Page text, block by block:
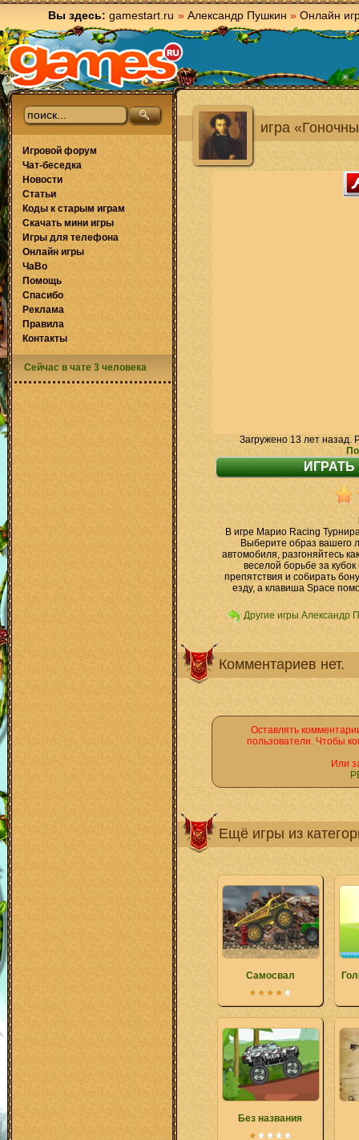
Вы здесь: gamestart.ru » Александр Пушкин » Онлайн
игра
Загружено 13 лет назад.
В игре Марио Racing
Выберите образ вашего
автомобиля, разгоняйтесь
веселой борьбе за
препятствия и собирать
езду, а клавиша Space
Другие игры Александр
Комментариев нет.
Оставлять
пользователи. Чтобы
Или
Ещё игры из
Самосвал
Без названия
Игровой форум
Чат-беседка
Новости
Статьи
Коды к старым играм
Скачать мини игры
Игры для телефона
Онлайн игры
ЧаВо
Помощь
Спасибо
Реклама
Правила
Контакты
Сейчас в чате 3 человека